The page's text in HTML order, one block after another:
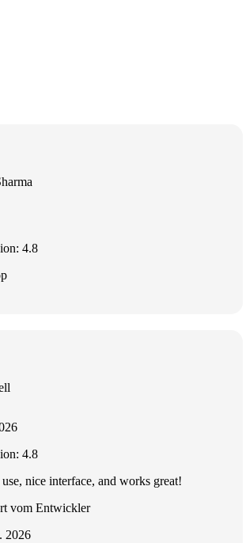
4.8
4.8
nice interface, and works great!
vom Entwickler
2026